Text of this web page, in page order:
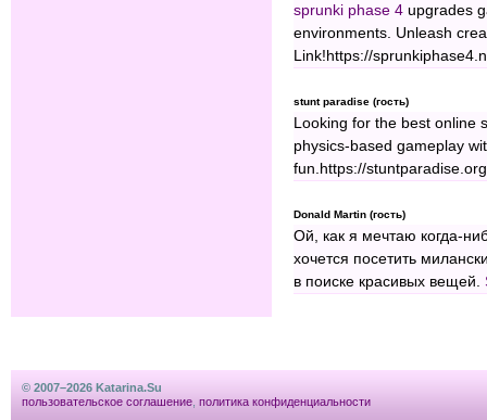
sprunki phase 4 upgrades
environments. Unleash
Link!https://
stunt paradise (гость)
Looking for the best
physics-based gameplay
fun.https://
Donald Martin (гость)
Ой, как я мечтаю когда-
хочется посетить
в поиске красивых вещей.
© 2007–2026 Katarina.Su
пользовательское соглашение политика конфиденциальности